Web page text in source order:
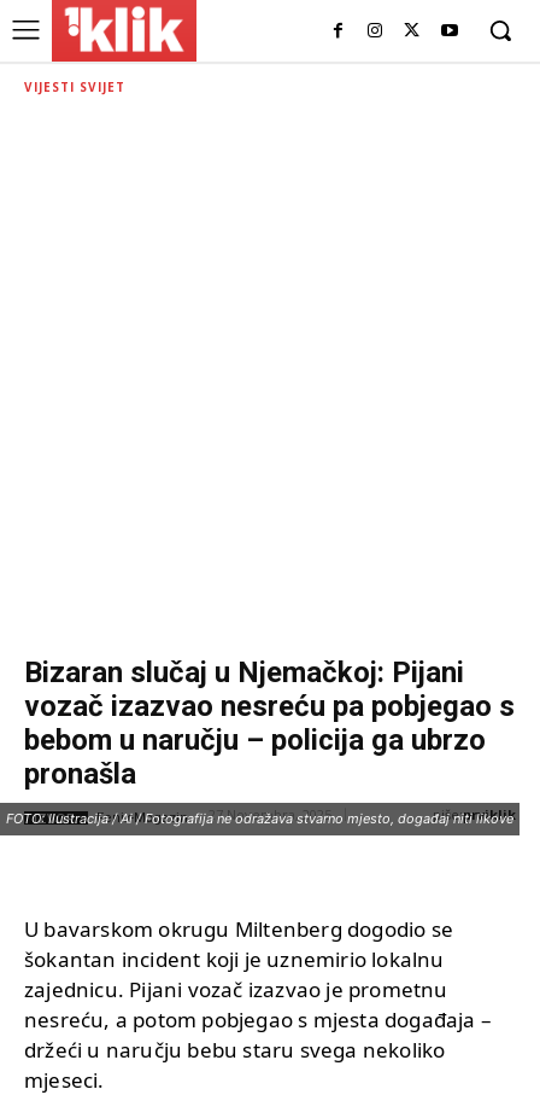
VIJESTI SVIJET
Bizaran slučaj u Njemačkoj: Pijani
vozač izazvao nesreću pa pobjegao s
bebom u naručju – policija ga ubrzo
pronašla
IZVOR: Fenix-Magazin 27 Novembra, 2025 piše:prviklik
FOTO: Ilustracija / Ai / Fotografija ne odražava stvarno mjesto, događaj niti likove
U bavarskom okrugu Miltenberg dogodio se
šokantan incident koji je uznemirio lokalnu
zajednicu. Pijani vozač izazvao je prometnu
nesreću, a potom pobjegao s mjesta događaja –
držeći u naručju bebu staru svega nekoliko
mjeseci.